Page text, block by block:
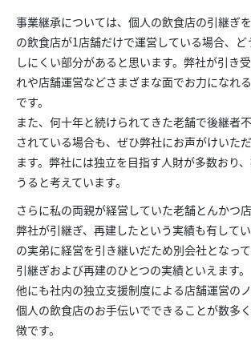
事業継承については、個人の飲食店の引継ぎ
の飲食店が1店舗だけで運営している場合、ど
しにくい部分があると思います。弊社が引き
れや店舗運営などさまざまな面でお力になれ
です。
また、何十年と続けられてきた老舗で後継者
されている場合も、ぜひ弊社にお声がけいた
ます。弊社には独立を目指す人財が多数おり
うると考えています。
さらに私の両親が経営していた老舗とんかつ
弊社が引継ぎ、再建したという実績も有して
の実弟に経営を引き継いだため別会社となっ
引継ぎおよび再建のひとつの実績といえます。
他にも社内の独立支援制度による店舗運営のノ
個人の飲食店のお手伝いでできることが数多
徴です。